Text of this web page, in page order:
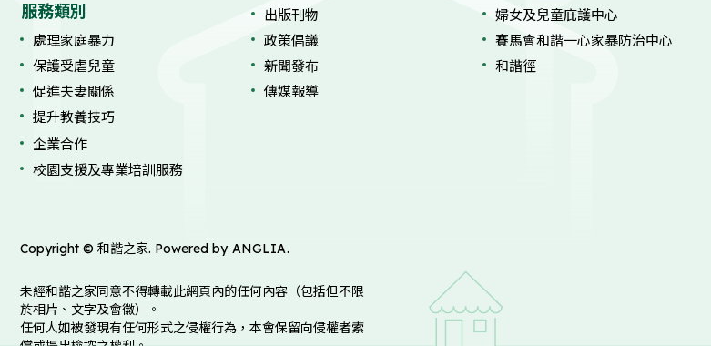
服務類別
處理家庭暴力
保護受虐兒童
促進夫妻關係
提升教養技巧
企業合作
校園支援及專業培訓服務
出版刊物
政策倡議
新聞發布
傳媒報導
婦女及兒童庇護中心
賽馬會和諧一心家暴防治中心
和諧徑
Copyright © 和諧之家. Powered by ANGLIA.
未經和諧之家同意不得轉載此網頁內的任何內容（包括但不限
於相片、文字及會徽）。
任何人如被發現有任何形式之侵權行為，本會保留向侵權者索